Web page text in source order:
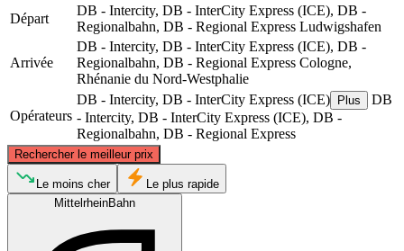
Départ
DB - Intercity, DB - InterCity Express (ICE), DB -
Regionalbahn, DB - Regional Express Ludwigshafen
Arrivée
DB - Intercity, DB - InterCity Express (ICE), DB -
Regionalbahn, DB - Regional Express Cologne,
Rhénanie du Nord-Westphalie
Opérateurs
DB - Intercity, DB - InterCity Express (ICE) Plus
DB
- Intercity, DB - InterCity Express (ICE), DB -
Regionalbahn, DB - Regional Express
Rechercher le meilleur prix
Cologne
©CARTO, ©OpenStreetMap
Le moins cher
Le plus rapide
MittelrheinBahn